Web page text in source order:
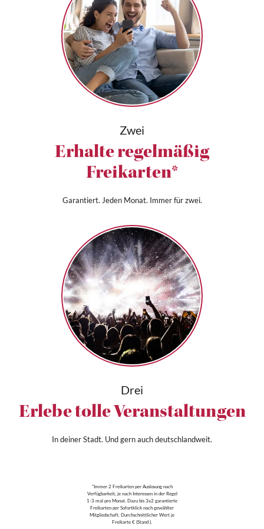
Zwei
Erhalte regelmäßig
Freikarten*
Garantiert. Jeden Monat. Immer für zwei.
Drei
Erlebe tolle Veranstaltungen
In deiner Stadt. Und gern auch deutschlandweit.
*Immer 2 Freikarten per Auslosung nach
Verfügbarkeit, je nach Interessen in der Regel
1-3 mal pro Monat. Dazu bis 3x2 garantierte
Freikarten per Sofortklick nach gewählter
Mitgliedschaft. Durchschnittlicher Wert je
Freikarte € (Stand ).